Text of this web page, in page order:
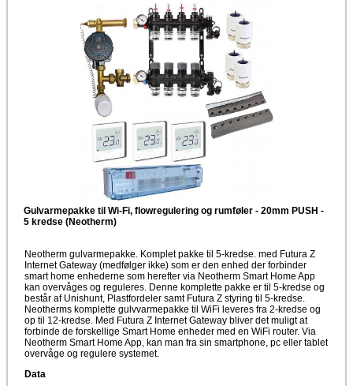
Gulvarmepakke til Wi-Fi, flowregulering og rumføler - 20mm PUSH -
5 kredse (Neotherm)
Neotherm gulvarmepakke. Komplet pakke til 5-kredse. med Futura Z
Internet Gateway (medfølger ikke) som er den enhed der forbinder
smart home enhederne som herefter via Neotherm Smart Home App
kan overvåges og reguleres. Denne komplette pakke er til 5-kredse og
består af Unishunt, Plastfordeler samt Futura Z styring til 5-kredse.
Neotherms komplette gulvvarmepakke til WiFi leveres fra 2-kredse og
op til 12-kredse. Med Futura Z Internet Gateway bliver det muligt at
forbinde de forskellige Smart Home enheder med en WiFi router. Via
Neotherm Smart Home App, kan man fra sin smartphone, pc eller tablet
overvåge og regulere systemet.
Data